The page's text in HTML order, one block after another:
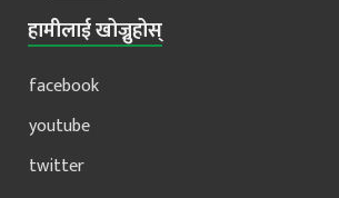
हामीलाई खोज्नुहोस्
facebook
youtube
twitter